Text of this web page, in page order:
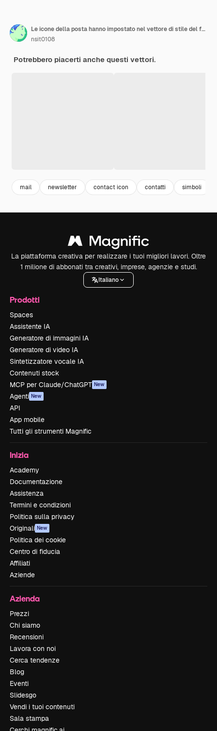
Le icone della posta hanno impostato nel vettore di stile del fumetto
nsit0108
Potrebbero piacerti anche questi vettori.
mail newsletter contact icon contatti simboli
La piattaforma creativa per realizzare i tuoi migliori lavori. Oltre
1 milione di abbonati tra creativi, imprese, agenzie e studi.
Italiano
Prodotti
Spaces
Assistente IA
Generatore di immagini IA
Generatore di video IA
Sintetizzatore vocale IA
Contenuti stock
MCP per Claude/ChatGPT New
Agenti New
API
App mobile
Tutti gli strumenti Magnific
Inizia
Academy
Documentazione
Assistenza
Termini e condizioni
Politica sulla privacy
Originali New
Politica dei cookie
Centro di fiducia
Affiliati
Aziende
Azienda
Prezzi
Chi siamo
Recensioni
Lavora con noi
Cerca tendenze
Blog
Eventi
Slidesgo
Vendi i tuoi contenuti
Sala stampa